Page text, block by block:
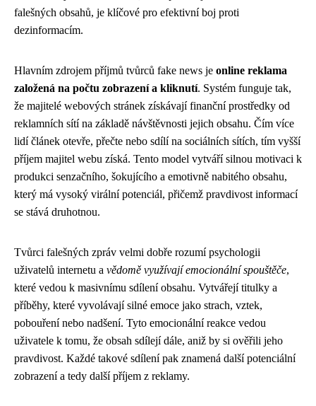
falešných obsahů, je klíčové pro efektivní boj proti
dezinformacím.
Hlavním zdrojem příjmů tvůrců fake news je online reklama
založená na počtu zobrazení a kliknutí. Systém funguje tak,
že majitelé webových stránek získávají finanční prostředky od
reklamních sítí na základě návštěvnosti jejich obsahu. Čím více
lidí článek otevře, přečte nebo sdílí na sociálních sítích, tím vyšší
příjem majitel webu získá. Tento model vytváří silnou motivaci k
produkci senzačního, šokujícího a emotivně nabitého obsahu,
který má vysoký virální potenciál, přičemž pravdivost informací
se stává druhotnou.
Tvůrci falešných zpráv velmi dobře rozumí psychologii
uživatelů internetu a vědomě využívají emocionální spouštěče,
které vedou k masivnímu sdílení obsahu. Vytvářejí titulky a
příběhy, které vyvolávají silné emoce jako strach, vztek,
pobouření nebo nadšení. Tyto emocionální reakce vedou
uživatele k tomu, že obsah sdílejí dále, aniž by si ověřili jeho
pravdivost. Každé takové sdílení pak znamená další potenciální
zobrazení a tedy další příjem z reklamy.